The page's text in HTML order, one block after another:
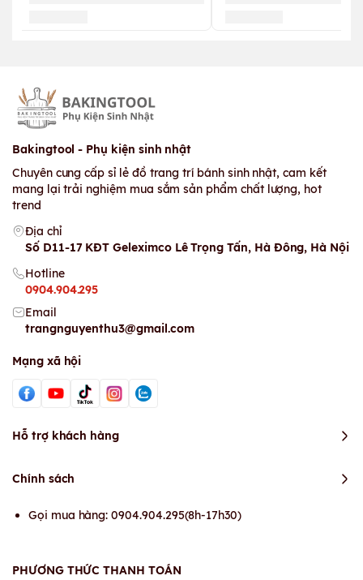
Bakingtool - Phụ kiện sinh nhật
Chuyên cung cấp sỉ lẻ đồ trang trí bánh sinh nhật, cam kết
mang lại trải nghiệm mua sắm sản phẩm chất lượng, hot
trend
Địa chỉ
Số D11-17 KĐT Geleximco Lê Trọng Tấn, Hà Đông, Hà Nội
Hotline
0904.904.295
Email
trangnguyenthu3@gmail.com
Mạng xã hội
Hỗ trợ khách hàng
Chính sách
Gọi mua hàng: 0904.904.295(8h-17h30)
PHƯƠNG THỨC THANH TOÁN